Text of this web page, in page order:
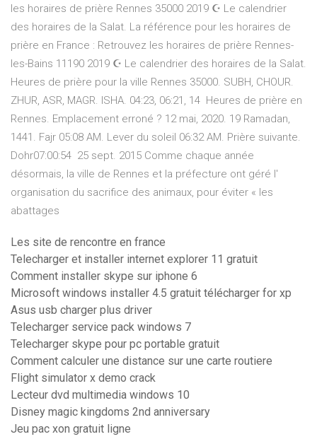
les horaires de prière Rennes 35000 2019 ☪ Le calendrier
des horaires de la Salat. La référence pour les horaires de
prière en France : Retrouvez les horaires de prière Rennes-
les-Bains 11190 2019 ☪ Le calendrier des horaires de la Salat.
Heures de prière pour la ville Rennes 35000. SUBH, CHOUR.
ZHUR, ASR, MAGR. ISHA. 04:23, 06:21, 14 Heures de prière en
Rennes. Emplacement erroné ? 12 mai, 2020. 19 Ramadan,
1441. Fajr 05:08 AM. Lever du soleil 06:32 AM. Prière suivante.
Dohr07:00:54 25 sept. 2015 Comme chaque année
désormais, la ville de Rennes et la préfecture ont géré l'
organisation du sacrifice des animaux, pour éviter « les
abattages
Les site de rencontre en france
Telecharger et installer internet explorer 11 gratuit
Comment installer skype sur iphone 6
Microsoft windows installer 4.5 gratuit télécharger for xp
Asus usb charger plus driver
Telecharger service pack windows 7
Telecharger skype pour pc portable gratuit
Comment calculer une distance sur une carte routiere
Flight simulator x demo crack
Lecteur dvd multimedia windows 10
Disney magic kingdoms 2nd anniversary
Jeu pac xon gratuit ligne